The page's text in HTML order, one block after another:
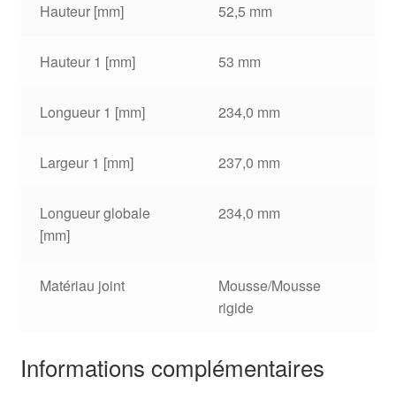
Hauteur [mm] 52,5 mm
Hauteur 1 [mm] 53 mm
Longueur 1 [mm] 234,0 mm
Largeur 1 [mm] 237,0 mm
Longueur globale
[mm]
234,0 mm
Matériau joint
Mousse/Mousse
rigide
Informations complémentaires